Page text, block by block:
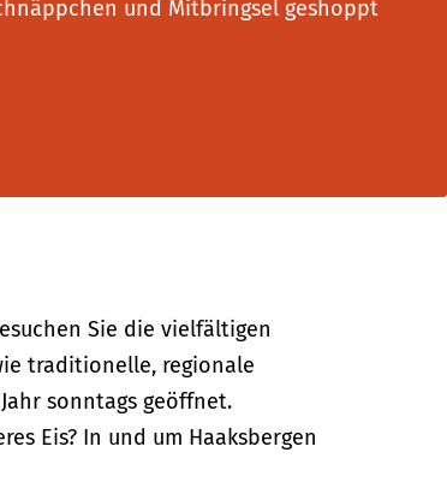
und Mitbringsel geshoppt
Sie die vielfältigen
traditionelle, regionale
sonntags geöffnet.
Eis? In und um Haaksbergen